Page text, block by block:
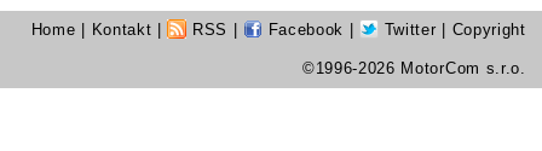
Home | Kontakt | RSS | Facebook | Twitter | Copyright
©1996-2026 MotorCom s.r.o.